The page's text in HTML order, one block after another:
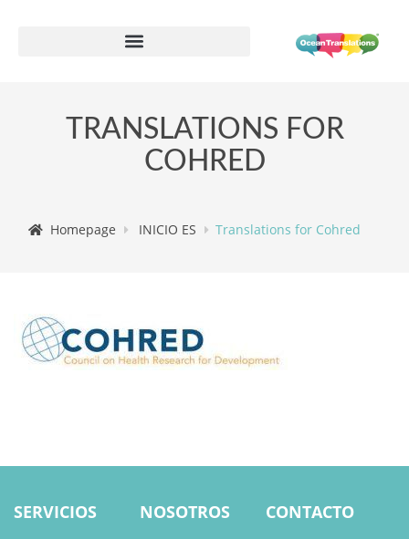
TRANSLATIONS FOR
COHRED
Homepage INICIO ES Translations for Cohred
SERVICIOS NOSOTROS CONTACTO